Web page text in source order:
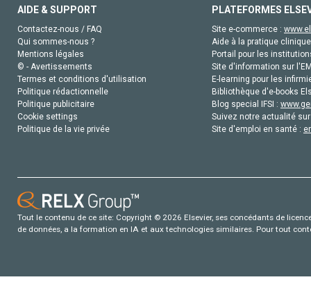
AIDE & SUPPORT
Contactez-nous / FAQ
Qui sommes-nous ?
Mentions légales
© - Avertissements
Termes et conditions d'utilisation
Politique rédactionnelle
Politique publicitaire
Cookie settings
Politique de la vie privée
PLATEFORMES
Site e-commerce :
Aide à la pratique
Portail pour les
Site d'information sur
E-learning pour les
Bibliothèque d'e-books
Blog special IFSI :
Suivez notre actualité
Site d'emploi en santé :
Tout le contenu de ce site: Copyright © 2026 Elsevier, ses concédants de
de données, a la formation en IA et aux technologies similaires. Pour tout